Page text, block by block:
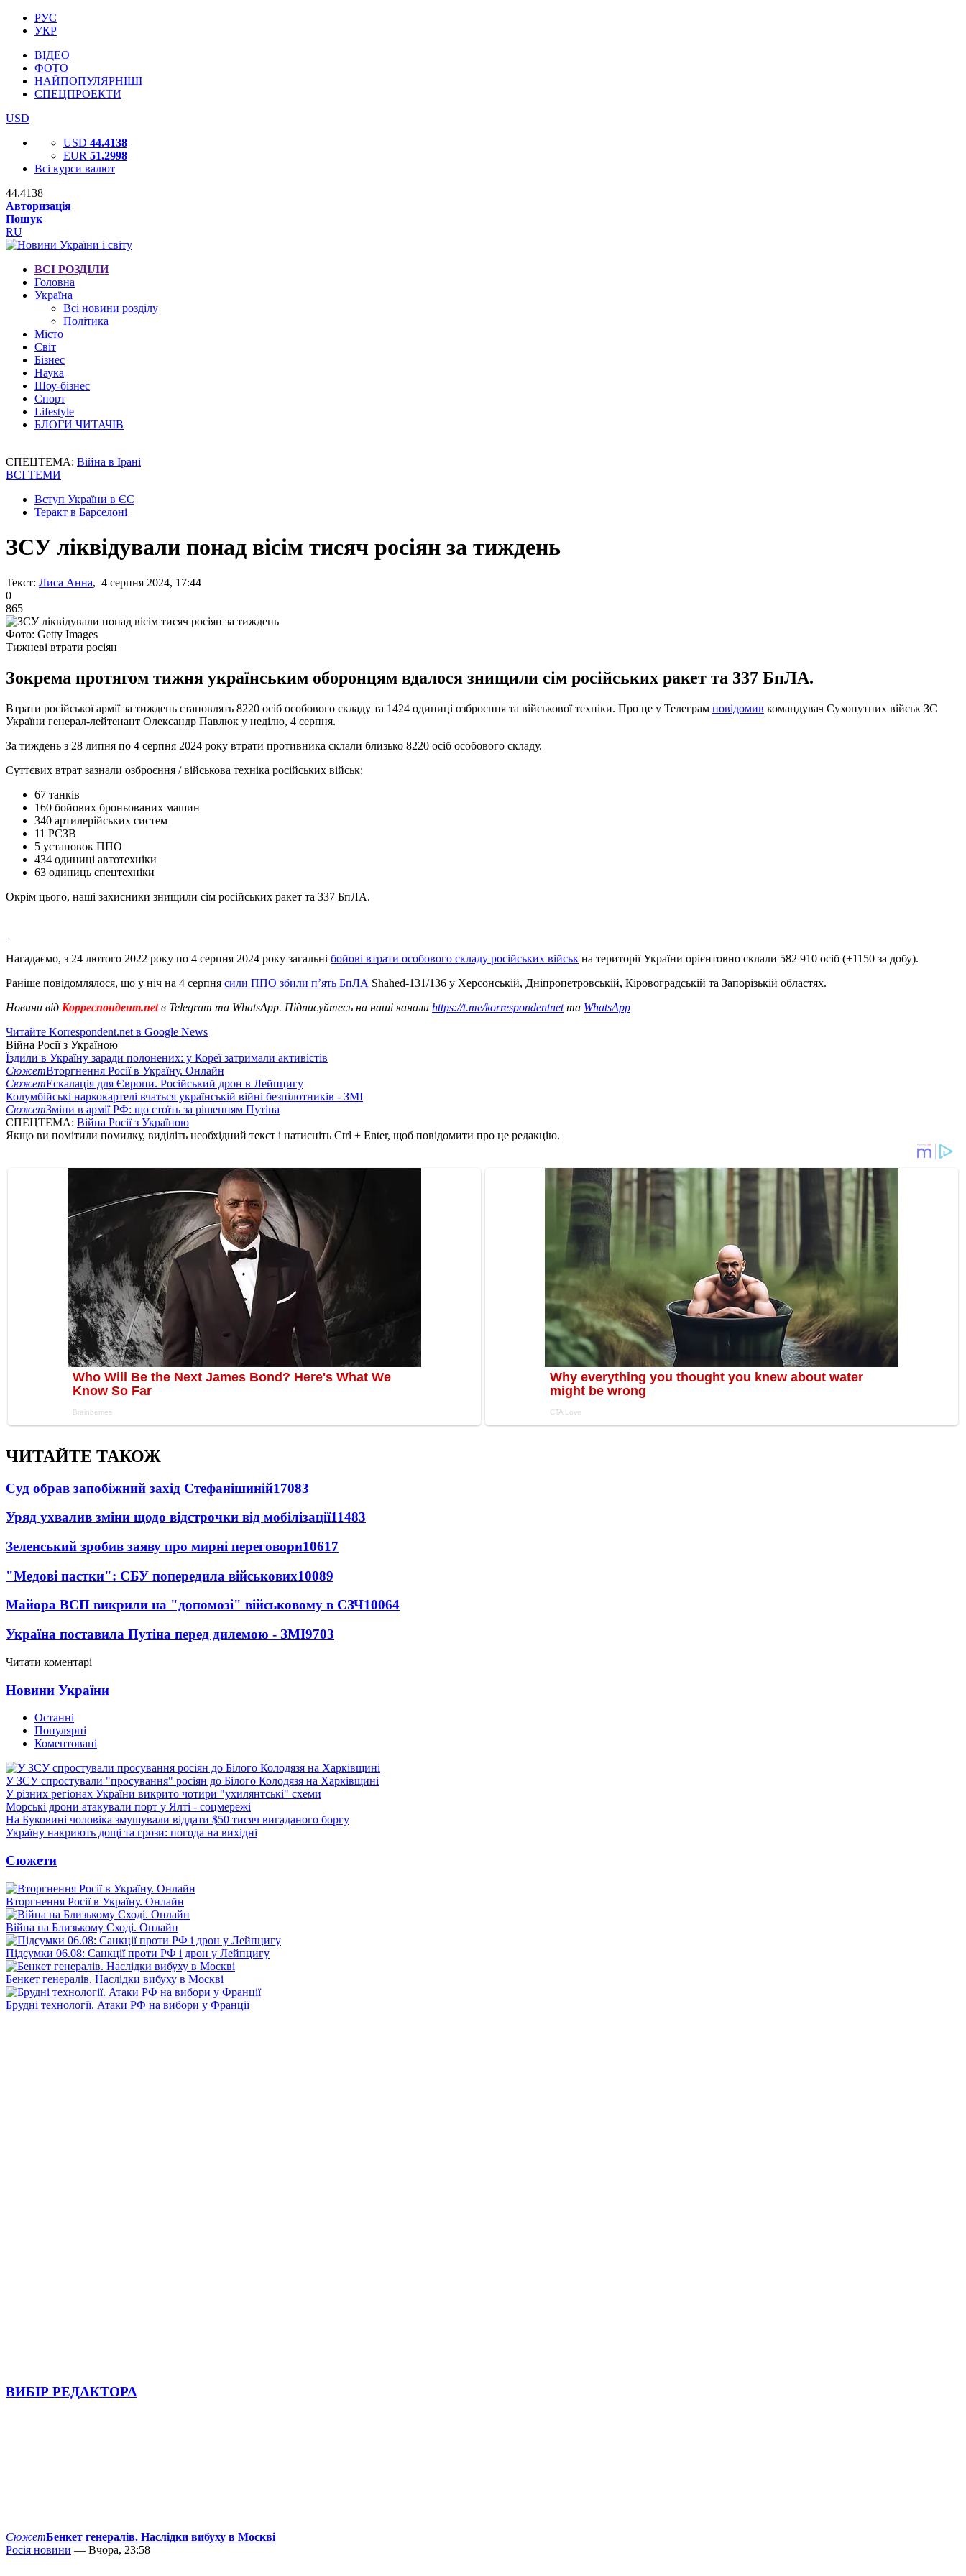
РУС
УКР
ВІДЕО
ФОТО
НАЙПОПУЛЯРНІШІ
СПЕЦПРОЕКТИ
USD
USD 44.4138
EUR 51.2998
Всі курси валют
44.4138
Авторизація
Пошук
RU
ВСІ РОЗДІЛИ
Головна
Україна
Всі новини розділу
Політика
Місто
Світ
Бізнес
Наука
Шоу-бізнес
Спорт
Lifestyle
БЛОГИ ЧИТАЧІВ
СПЕЦТЕМА: Війна в Ірані
ВСІ ТЕМИ
Вступ України в ЄС
Теракт в Барселоні
ЗСУ ліквідували понад вісім тисяч росіян за тиждень
Текст: Лиса Анна, 4 серпня 2024, 17:44
0
865
Фото: Getty Images
Тижневі втрати росіян
Зокрема протягом тижня українським оборонцям вдалося знищили сім російських ракет та 337 БпЛА.
Втрати російської армії за тиждень становлять 8220 осіб особового складу та 1424 одиниці озброєння та військової техніки. Про це у Телеграм повідомив командувач Сухопутних військ ЗС
України генерал-лейтенант Олександр Павлюк у неділю, 4 серпня.
За тиждень з 28 липня по 4 серпня 2024 року втрати противника склали близько 8220 осіб особового складу.
Суттєвих втрат зазнали озброєння / військова техніка російських військ:
67 танків
160 бойових броньованих машин
340 артилерійських систем
11 РСЗВ
5 установок ППО
434 одиниці автотехніки
63 одиниць спецтехніки
Окрім цього, наші захисники знищили сім російських ракет та 337 БпЛА.
Нагадаємо, з 24 лютого 2022 року по 4 серпня 2024 року загальні бойові втрати особового складу російських військ на території України орієнтовно склали 582 910 осіб (+1150 за добу).
Раніше повідомлялося, що у ніч на 4 серпня сили ППО збили п’ять БпЛА Shahed-131/136 у Херсонській, Дніпропетровській, Кіровоградській та Запорізькій областях.
Новини від Корреспондент.netв Telegram та WhatsApp. Підписуйтесь на наші канали https://t.me/korrespondentnetта WhatsApp
Читайте Korrespondent.net в Google News
Війна Росії з Україною
Їздили в Україну заради полонених: у Кореї затримали активістів
СюжетВторгнення Росії в Україну. Онлайн
СюжетЕскалація для Європи. Російський дрон в Лейпцигу
Колумбійські наркокартелі вчаться українській війні безпілотників - ЗМІ
СюжетЗміни в армії РФ: що стоїть за рішенням Путіна
СПЕЦТЕМА: Війна Росії з Україною
Якщо ви помітили помилку, виділіть необхідний текст і натисніть Ctrl + Enter, щоб повідомити про це редакцію.
ЧИТАЙТЕ ТАКОЖ
Суд обрав запобіжний захід Стефанішиній17083
Уряд ухвалив зміни щодо відстрочки від мобілізації11483
Зеленський зробив заяву про мирні переговори10617
"Медові пастки": СБУ попередила військових10089
Майора ВСП викрили на "допомозі" військовому в СЗЧ10064
Україна поставила Путіна перед дилемою - ЗМІ9703
Читати коментарі
Новини України
Останні
Популярні
Коментовані
У ЗСУ спростували "просування" росіян до Білого Колодязя на Харківщині
У різних регіонах України викрито чотири "ухилянтські" схеми
Морські дрони атакували порт у Ялті - соцмережі
На Буковині чоловіка змушували віддати $50 тисяч вигаданого боргу
Україну накриють дощі та грози: погода на вихідні
Сюжети
Вторгнення Росії в Україну. Онлайн
Війна на Близькому Сході. Онлайн
Підсумки 06.08: Санкції проти РФ і дрон у Лейпцигу
Бенкет генералів. Наслідки вибуху в Москві
Брудні технології. Атаки РФ на вибори у Франції
ВИБІР РЕДАКТОРА
СюжетБенкет генералів. Наслідки вибуху в Москві
Росія новини — Вчора, 23:58